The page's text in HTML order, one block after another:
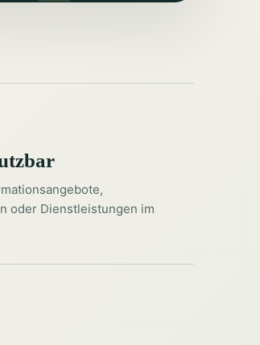
oder Dienstleistungen im